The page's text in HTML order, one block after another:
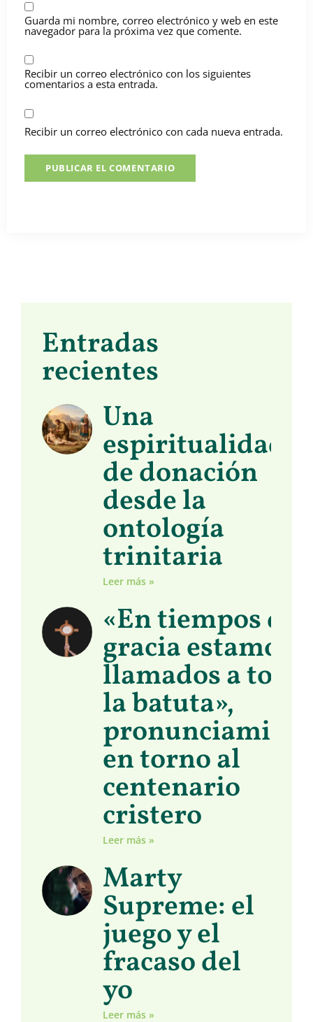
Guarda mi nombre, correo electrónico y web en este
navegador para la próxima vez que comente.
Recibir un correo electrónico con los siguientes
comentarios a esta entrada.
Recibir un correo electrónico con cada nueva entrada.
Entradas
recientes
Una
espiritualidad
de donación
desde la
ontología
trinitaria
Leer más »
«En tiempos de
gracia estamos
llamados a
la batuta»,
en torno al
centenario
cristero
Leer más »
Marty
Supreme: el
juego y el
fracaso del
yo
Leer más »